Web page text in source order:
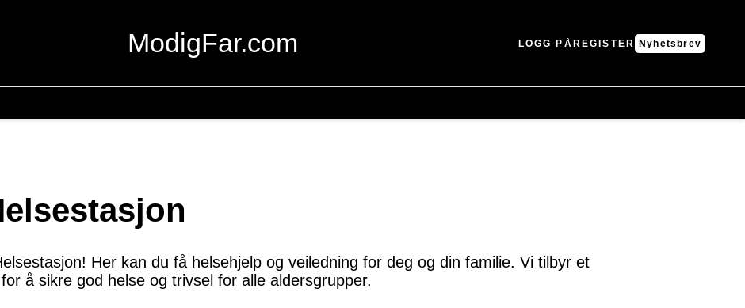
ModigFar.com LOGG PÅ REGISTER Nyhetsbrev
Her kan du få helsehjelp og veiledning for deg og din familie. Vi tilbyr et
å sikre god helse og trivsel for alle aldersgrupper.